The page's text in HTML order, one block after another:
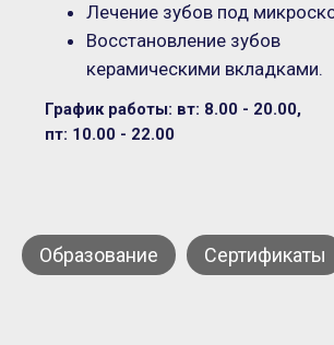
График работы: вт: 8.00 - 20.00,
пт: 10.00 - 22.00
Лечение зубов под
Восстановление зубов
керамическими вкладками.
Образование Сертификаты